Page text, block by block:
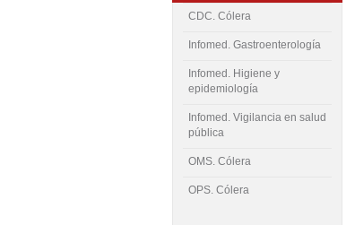
CDC. Cólera
Infomed. Gastroenterología
Infomed. Higiene y
epidemiología
Infomed. Vigilancia en salud
pública
OMS. Cólera
OPS. Cólera